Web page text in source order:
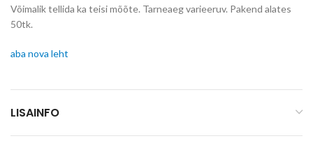
Võimalik tellida ka teisi mõõte. Tarneaeg varieeruv. Pakend alates
50tk.
aba nova leht
LISAINFO